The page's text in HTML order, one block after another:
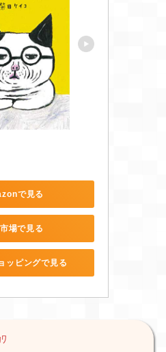
で見る
場で見る
ッピングで見る
ﾜ